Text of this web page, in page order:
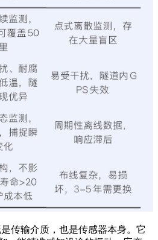
传输介质，也是传感器本身。它